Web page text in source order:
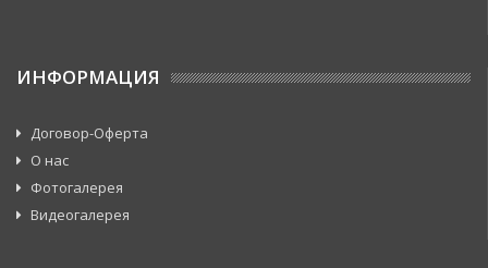
ИНФОРМАЦИЯ
Договор-Оферта
О нас
Фотогалерея
Видеогалерея